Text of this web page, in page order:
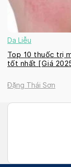
Da Liễu
Top 10 thuốc trị
tốt nhất [Giá
Đặng Thái Sơn